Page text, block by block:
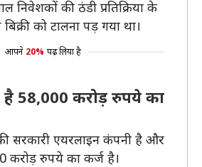
निवेशकों की ठंडी प्रतिक्रिया के
को टालना पड़ गया था।
आपने 20% पढ़ लिया है
है 58,000 करोड़ रुपये का
सरकारी एयरलाइन कंपनी है और
रुपये का कर्ज है।